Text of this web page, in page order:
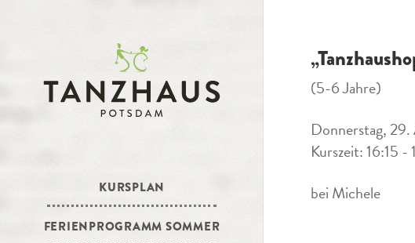
KURSPLAN
FERIENPROGRAMM SOMMER
(5-6 Jahre)
Donnerstag,
Kurszeit: 16:15 -
bei Michele